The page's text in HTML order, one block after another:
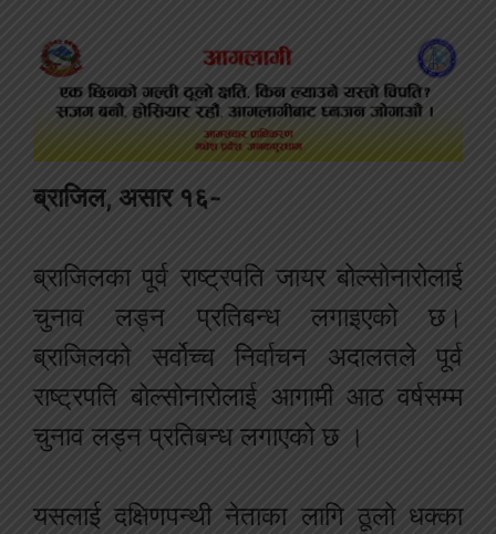
ब्राजिल, असार १६-
ब्राजिलका पूर्व राष्ट्रपति जायर बोल्सोनारोलाई
चुनाव लड्न प्रतिबन्ध लगाइएको छ।
ब्राजिलको सर्वोच्च निर्वाचन अदालतले पूर्व
राष्ट्रपति बोल्सोनारोलाई आगामी आठ वर्षसम्म
चुनाव लड्न प्रतिबन्ध लगाएको छ ।
यसलाई दक्षिणपन्थी नेताका लागि ठूलो धक्का